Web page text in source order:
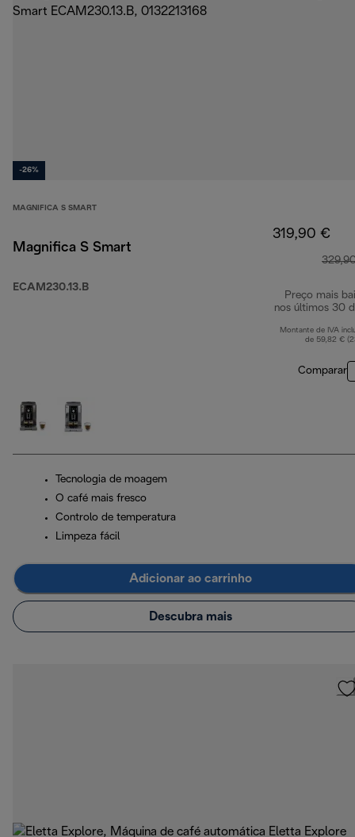
-26%
MAGNIFICA S SMART
Magnifica S Smart
ECAM230.13.B
319,90 €
Preço mais
nos últimos 30
Montante de IVA
de 59,82 €
Comparar
Tecnologia de moagem
O café mais fresco
Controlo de temperatura
Limpeza fácil
Adicionar ao carrinho
Descubra mais